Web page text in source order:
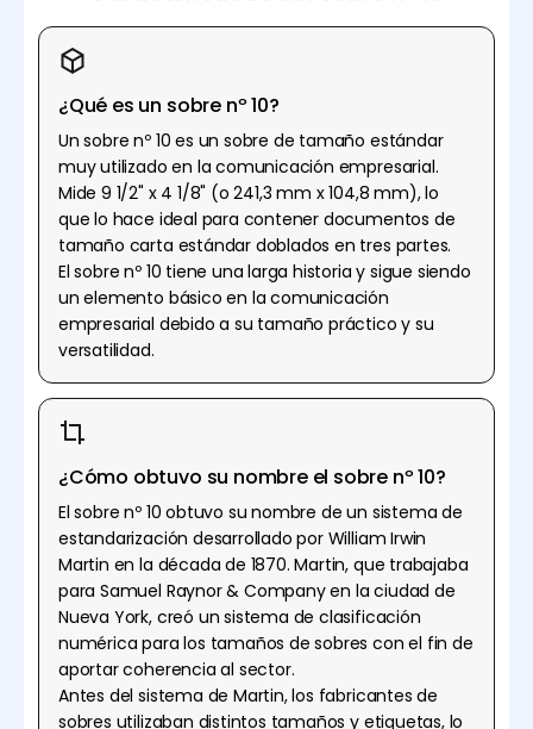
¿Qué es un sobre nº 10?
Un sobre nº 10 es un sobre de tamaño estándar
muy utilizado en la comunicación empresarial.
Mide 9 1/2" x 4 1/8" (o 241,3 mm x 104,8 mm), lo
que lo hace ideal para contener documentos de
tamaño carta estándar doblados en tres partes.
El sobre nº 10 tiene una larga historia y sigue siendo
un elemento básico en la comunicación
empresarial debido a su tamaño práctico y su
versatilidad.
¿Cómo obtuvo su nombre el sobre nº 10?
El sobre nº 10 obtuvo su nombre de un sistema de
estandarización desarrollado por William Irwin
Martin en la década de 1870. Martin, que trabajaba
para Samuel Raynor & Company en la ciudad de
Nueva York, creó un sistema de clasificación
numérica para los tamaños de sobres con el fin de
aportar coherencia al sector.
Antes del sistema de Martin, los fabricantes de
sobres utilizaban distintos tamaños y etiquetas, lo